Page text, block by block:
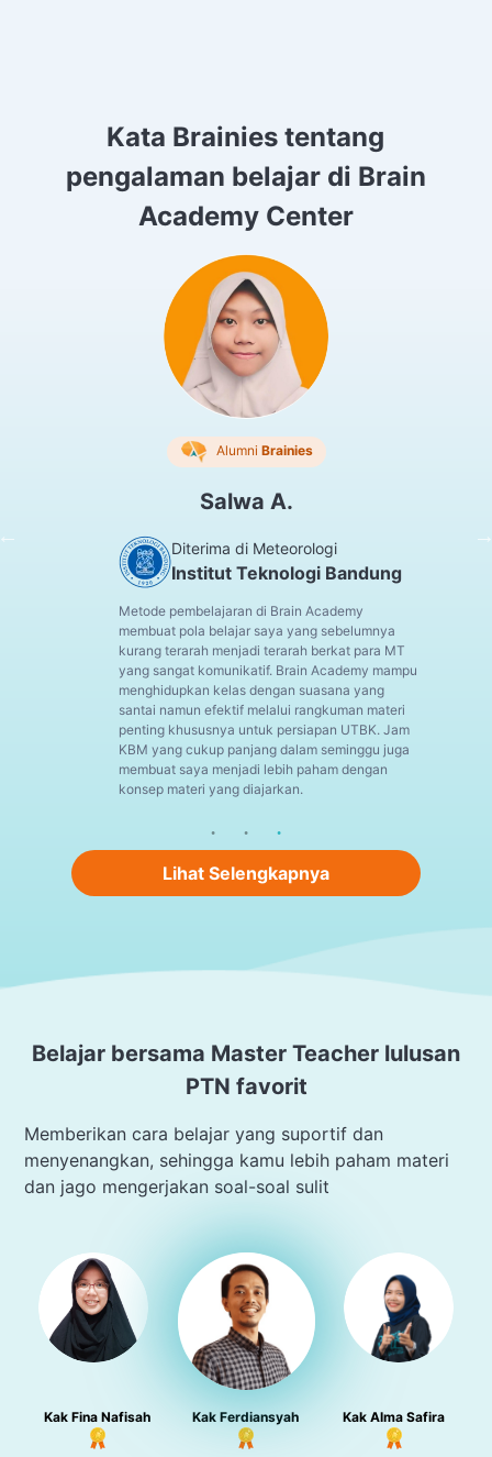
Kata Brainies tentang
pengalaman belajar di Brain
Academy Center
Alumni Brainies
Salwa A.
Diterima di Meteorologi
Institut Teknologi Bandung
Metode pembelajaran di Brain Academy
membuat pola belajar saya yang sebelumnya
kurang terarah menjadi terarah berkat para MT
yang sangat komunikatif. Brain Academy mampu
menghidupkan kelas dengan suasana yang
santai namun efektif melalui rangkuman materi
penting khususnya untuk persiapan UTBK. Jam
KBM yang cukup panjang dalam seminggu juga
membuat saya menjadi lebih paham dengan
konsep materi yang diajarkan.
Lihat Selengkapnya
Belajar bersama Master Teacher lulusan
PTN favorit
Memberikan cara belajar yang suportif dan
menyenangkan, sehingga kamu lebih paham materi
dan jago mengerjakan soal-soal sulit
Kak Fina Nafisah Kak Ferdiansyah Kak Alma Safira